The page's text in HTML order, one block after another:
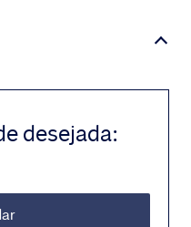
desejada: